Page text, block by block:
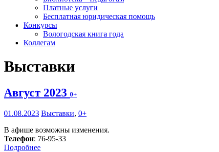
Платные услуги
Бесплатная юридическая помощь
Конкурсы
Вологодская книга года
Коллегам
Выставки
Август 2023 0+
01.08.2023 Выставки, 0+
В афише возможны изменения.
Телефон: 76-95-33
Подробнее